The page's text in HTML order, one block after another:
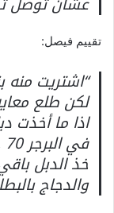
تقييم فيصل:
“اشتريت منه
لكن طلع
اذا ما أخذت
خذ الدبل
والدجاج